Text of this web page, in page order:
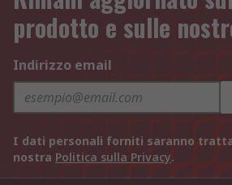
prodotto e sulle
Indirizzo email
I dati personali forniti saranno
nostra Politica sulla Privacy.